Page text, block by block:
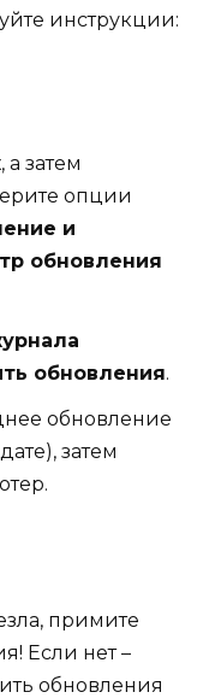
инструкции:
, а затем
опции
и
обновления
обновления.
обновление
затем
примите
Если нет –
обновления